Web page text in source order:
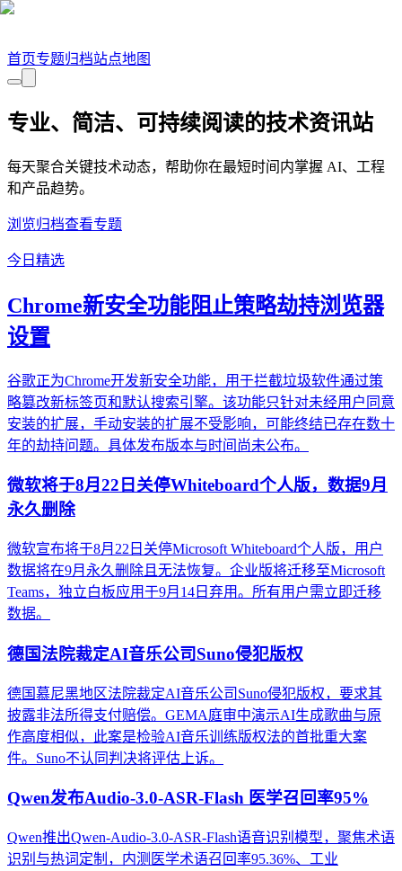
首页专题归档站点地图
专业、简洁、可持续阅读的技术资讯站
每天聚合关键技术动态，帮助你在最短时间内掌握 AI、工程
和产品趋势。
浏览归档查看专题
今日精选
Chrome新安全功能阻止策略劫持浏览器
设置
谷歌正为Chrome开发新安全功能，用于拦截垃圾软件通过策
略篡改新标签页和默认搜索引擎。该功能只针对未经用户同意
安装的扩展，手动安装的扩展不受影响，可能终结已存在数十
年的劫持问题。具体发布版本与时间尚未公布。
微软将于8月22日关停Whiteboard个人版，数据9月
永久删除
微软宣布将于8月22日关停Microsoft Whiteboard个人版，用户
数据将在9月永久删除且无法恢复。企业版将迁移至Microsoft
Teams，独立白板应用于9月14日弃用。所有用户需立即迁移
数据。
德国法院裁定AI音乐公司Suno侵犯版权
德国慕尼黑地区法院裁定AI音乐公司Suno侵犯版权，要求其
披露非法所得支付赔偿。GEMA庭审中演示AI生成歌曲与原
作高度相似，此案是检验AI音乐训练版权法的首批重大案
件。Suno不认同判决将评估上诉。
Qwen发布Audio-3.0-ASR-Flash 医学召回率95%
Qwen推出Qwen-Audio-3.0-ASR-Flash语音识别模型，聚焦术语
识别与热词定制，内测医学术语召回率95.36%、工业